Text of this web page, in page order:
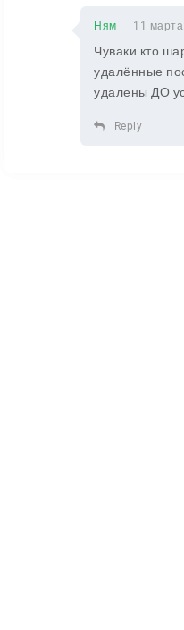
Ням 11
Чуваки кто
удалённые
удалены ДО
Reply